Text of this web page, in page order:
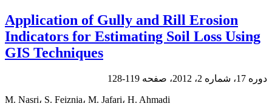
Application of Gully and Rill Erosion
Indicators for Estimating Soil Loss Using
GIS Techniques
دوره 17، شماره 2، 2012، صفحه 119-128
M. Nasri، S. Feiznia، M. Jafari، H. Ahmadi